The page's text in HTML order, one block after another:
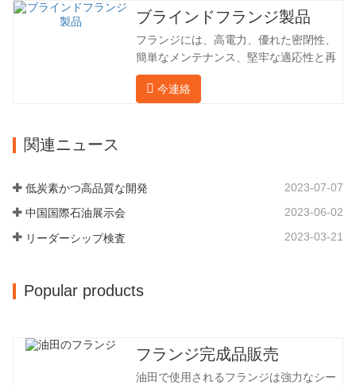
に設立され、三世代にわたる努力を経
て、現在、敷地面積は 50,…
は 46 名です。鍛造品の年間生産量は3万
トン。主に自動車、油圧機械、風力発
電、石油機械部品、建設機械、鉱業、冶
金、造船機械などの産業で関連アクセサ
リーを生産しています。販売される製品
は国内外向けです。同社は独自の技術研
ーは、同じ業界で 15…
ブラインドフランジ製品
フランジには、高電力、優れた密閉性、
簡単なメンテナンス、堅牢な適応性と再
利用性という恩恵があり、パイプライン
システムにとって不可欠かつ不可欠な要
50,000平方メートル、建物周囲の面積は
25,000平方メートルです。従業員数は
260 名、エンジニアリング技術者は 46
今連絡
関連ニュース
低炭素かつ高品質な開発 2023-07-07
中国国際石油展示会 2023-06-02
リーダーシップ検査 2023-03-21
Popular products
フランジ完成品販売
油田で使用されるフランジは強力なシー